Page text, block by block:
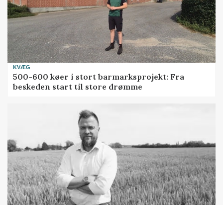
KVÆG
500-600 køer i stort barmarksprojekt: Fra
beskeden start til store drømme